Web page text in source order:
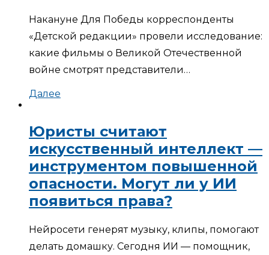
Накануне Для Победы корреспонденты
«Детской редакции» провели исследование:
какие фильмы о Великой Отечественной
войне смотрят представители…
Далее
Юристы считают
искусственный интеллект —
инструментом повышенной
опасности. Могут ли у ИИ
появиться права?
Нейросети генерят музыку, клипы, помогают
делать домашку. Сегодня ИИ — помощник,